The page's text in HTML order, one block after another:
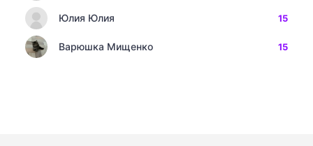
Юлия Юлия 15
Варюшка Мищенко 15